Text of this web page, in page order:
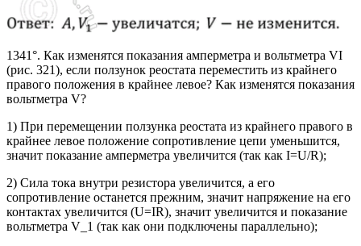
1341°. Как изменятся показания амперметра и вольтметра VI
(рис. 321), если ползунок реостата переместить из крайнего
правого положения в крайнее левое? Как изменятся показания
вольтметра V?
1) При перемещении ползунка реостата из крайнего правого в
крайнее левое положение сопротивление цепи уменьшится,
значит показание амперметра увеличится (так как I=U/R);
2) Сила тока внутри резистора увеличится, а его
сопротивление останется прежним, значит напряжение на его
контактах увеличится (U=IR), значит увеличится и показание
вольтметра V_1 (так как они подключены параллельно);